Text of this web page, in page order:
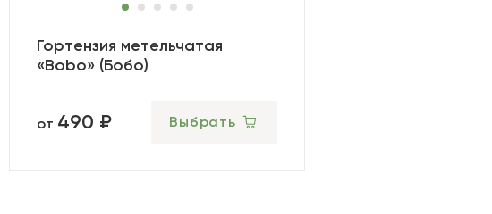
Гортензия метельчатая
«Bobo» (Бобо)
от 490 ₽ Выбрать